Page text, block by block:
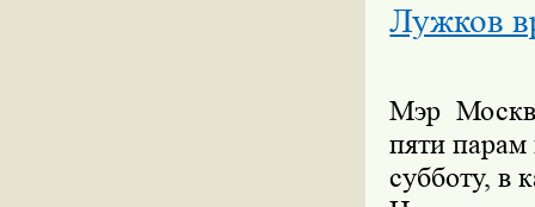
Лужков
Мэр
пяти парам
субботу, в